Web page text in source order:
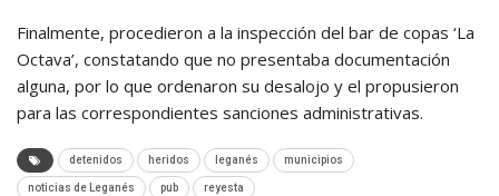
Finalmente, procedieron a la inspección del bar de copas ‘La
Octava’, constatando que no presentaba documentación
alguna, por lo que ordenaron su desalojo y el propusieron
para las correspondientes sanciones administrativas.
detenidos heridos leganés municipios
noticias de Leganés pub reyesta